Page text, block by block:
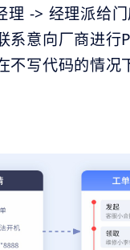
理 -> 经理派给
系意向厂商进行
不写代码的情况